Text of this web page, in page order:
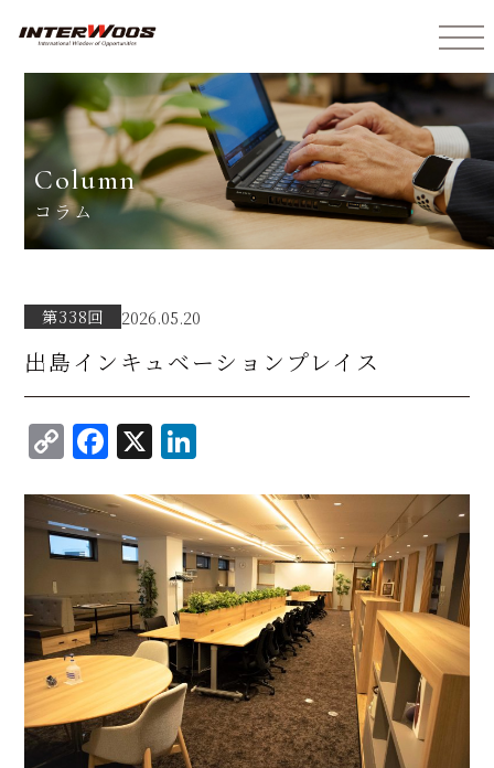
column
コラム
第338回 2026.05.20
出島インキュベーションプレイス
C
o
p
y
Li
n
k
F
a
c
e
b
o
o
k
X
k
e
d
I
n